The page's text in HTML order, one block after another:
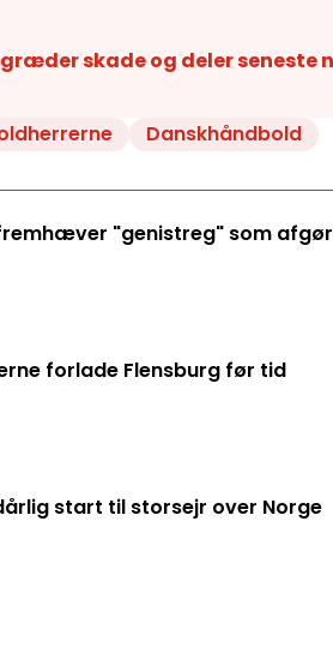
skade og deler seneste
Danskhåndbold
"genistreg" som
forlade Flensburg før tid
start til storsejr over Norge